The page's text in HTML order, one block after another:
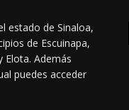
estado de Sinaloa,
de Escuinapa,
Elota. Además
puedes acceder